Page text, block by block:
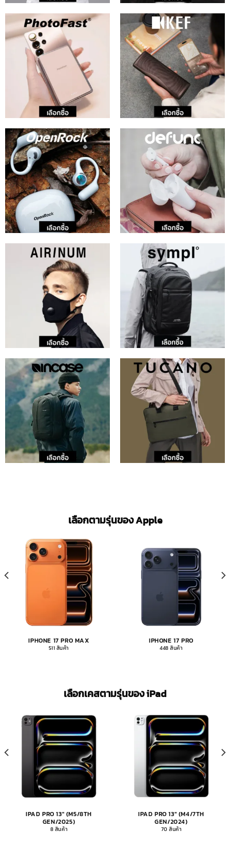
เลือกตามรุ่นของ Apple
IPHONE 17 PRO MAX
511 สินค้า
IPHONE 17 PRO
448 สินค้า
เลือกเคสตามรุ่นของ iPad​
IPAD PRO 13" (M5/8TH
GEN/2025)
8 สินค้า
IPAD PRO 13" (M4/7TH
GEN/2024)
70 สินค้า